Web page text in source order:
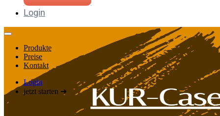
Login
Produkte
Preise
Kontakt
Login
jetzt starten ➔